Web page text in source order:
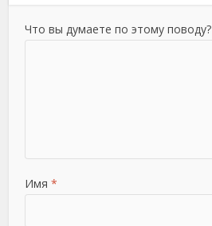
Что вы думаете по этому поводу?
Имя *